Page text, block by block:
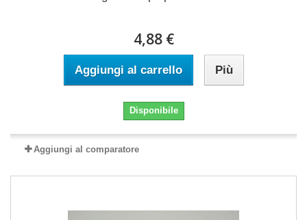
4,88 €
Aggiungi al carrello Più
Disponibile
Aggiungi al comparatore